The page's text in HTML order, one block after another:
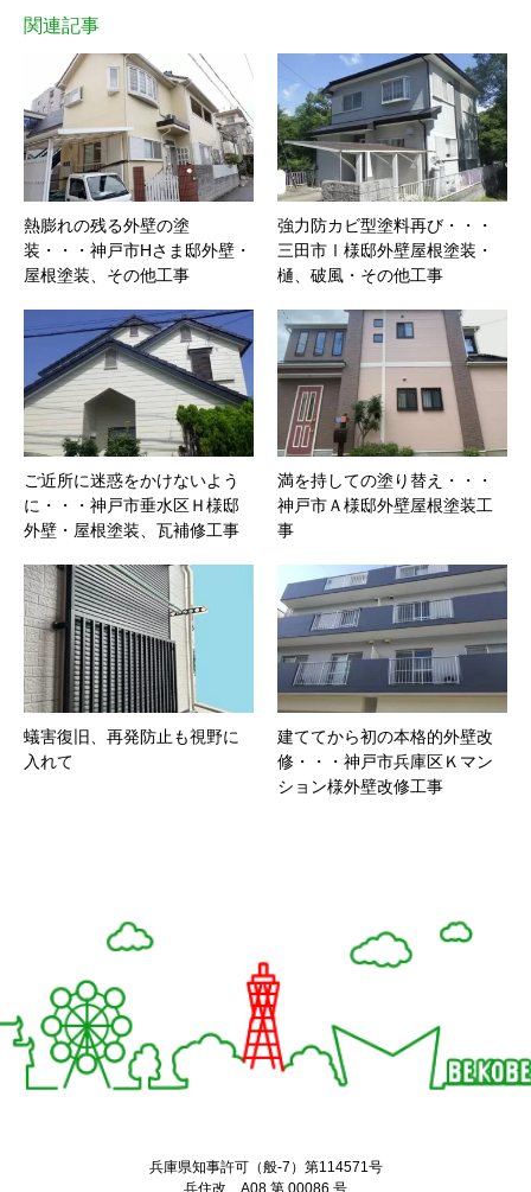
関連記事
熱膨れの残る外壁の塗
装・・・神戸市Hさま邸外壁・
屋根塗装、その他工事
強力防カビ型塗料再び・・・
三田市Ⅰ様邸外壁屋根塗装・
樋、破風・その他工事
ご近所に迷惑をかけないよう
に・・・神戸市垂水区Ｈ様邸
外壁・屋根塗装、瓦補修工事
満を持しての塗り替え・・・
神戸市Ａ様邸外壁屋根塗装工
事
蟻害復旧、再発防止も視野に
入れて
建ててから初の本格的外壁改
修・・・神戸市兵庫区Ｋマン
ション様外壁改修工事
兵庫県知事許可（般-7）第114571号
兵住改 A08 第 00086 号